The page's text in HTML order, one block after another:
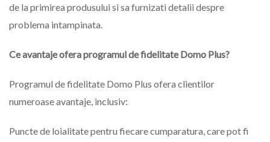
de la primirea produsului si sa furnizati detalii despre
problema intampinata.
Ce avantaje ofera programul de fidelitate Domo Plus?
Programul de fidelitate Domo Plus ofera clientilor
numeroase avantaje, inclusiv:
Puncte de loialitate pentru fiecare cumparatura, care pot fi